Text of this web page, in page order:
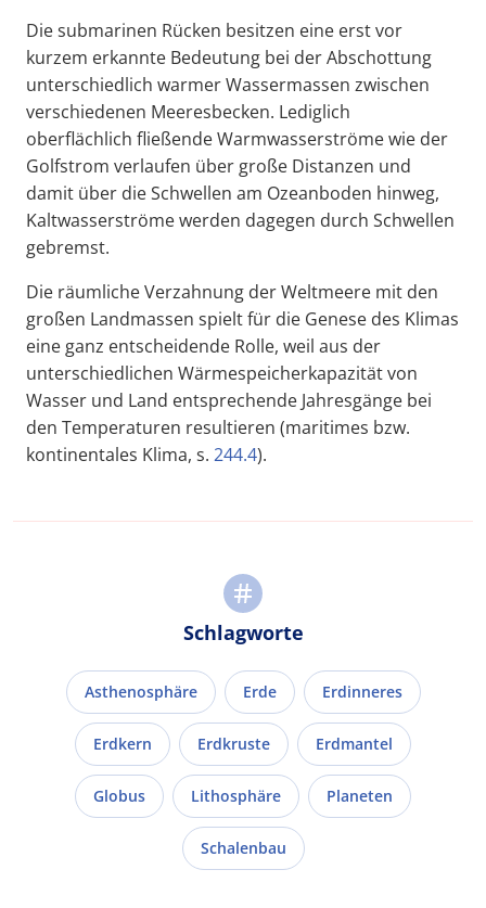
Die submarinen Rücken besitzen eine erst vor
kurzem erkannte Bedeutung bei der Abschottung
unterschiedlich warmer Wassermassen zwischen
verschiedenen Meeresbecken. Lediglich
oberflächlich fließende Warmwasserströme wie der
Golfstrom verlaufen über große Distanzen und
damit über die Schwellen am Ozeanboden hinweg,
Kaltwasserströme werden dagegen durch Schwellen
gebremst.
Die räumliche Verzahnung der Weltmeere mit den
großen Landmassen spielt für die Genese des Klimas
eine ganz entscheidende Rolle, weil aus der
unterschiedlichen Wärmespeicherkapazität von
Wasser und Land entsprechende Jahresgänge bei
den Temperaturen resultieren (maritimes bzw.
kontinentales Klima, s. 244.4).
Schlagworte
Asthenosphäre Erde Erdinneres
Erdkern Erdkruste Erdmantel
Globus Lithosphäre Planeten
Schalenbau